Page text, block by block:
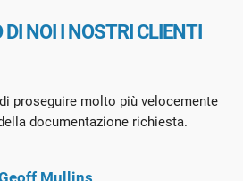
DI NOI I NOSTRI CLIENTI
proseguire molto più velocemente
documentazione richiesta.
Mullins